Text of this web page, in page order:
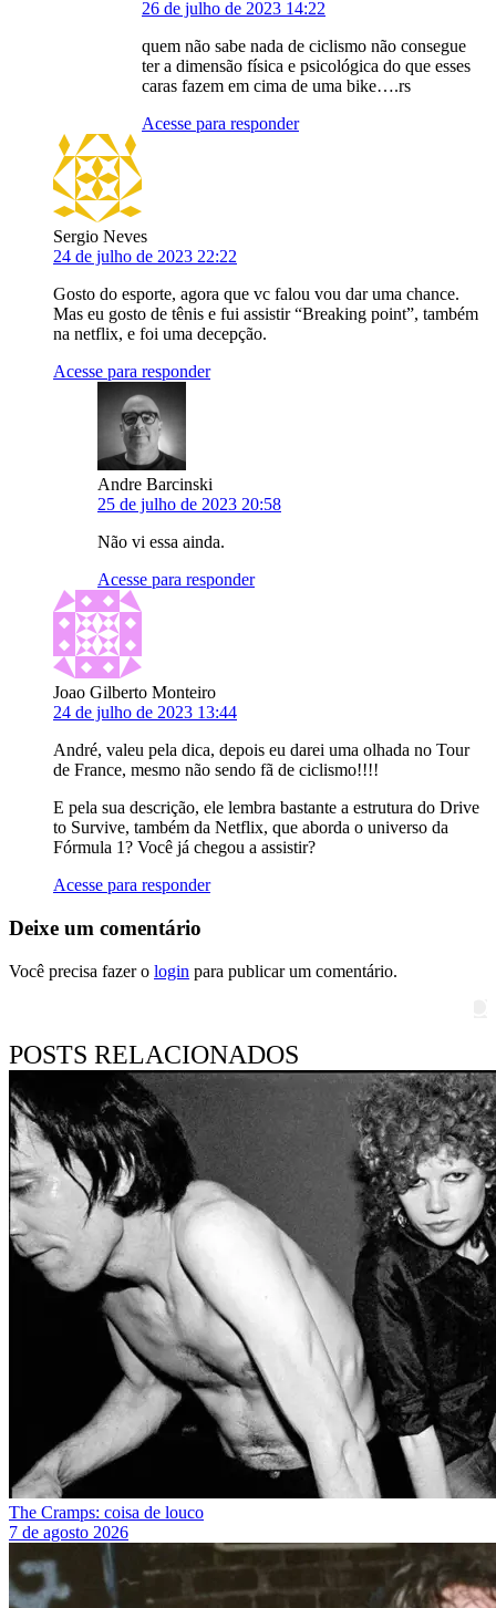
26 de julho de 2023 14:22
quem não sabe nada de ciclismo não consegue
ter a dimensão física e psicológica do que esses
caras fazem em cima de uma bike….rs
Acesse para responder
Sergio Neves
24 de julho de 2023 22:22
Gosto do esporte, agora que vc falou vou dar uma chance.
Mas eu gosto de tênis e fui assistir “Breaking point”, também
na netflix, e foi uma decepção.
Acesse para responder
Andre Barcinski
25 de julho de 2023 20:58
Não vi essa ainda.
Acesse para responder
Joao Gilberto Monteiro
24 de julho de 2023 13:44
André, valeu pela dica, depois eu darei uma olhada no Tour
de France, mesmo não sendo fã de ciclismo!!!!
E pela sua descrição, ele lembra bastante a estrutura do Drive
to Survive, também da Netflix, que aborda o universo da
Fórmula 1? Você já chegou a assistir?
Acesse para responder
Deixe um comentário
Você precisa fazer o login para publicar um comentário.
POSTS RELACIONADOS
The Cramps: coisa de louco
7 de agosto 2026